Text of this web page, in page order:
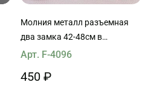
Молния металл разъемная
два замка 42-48см в
ассортименте
Арт. F-4096
450 ₽